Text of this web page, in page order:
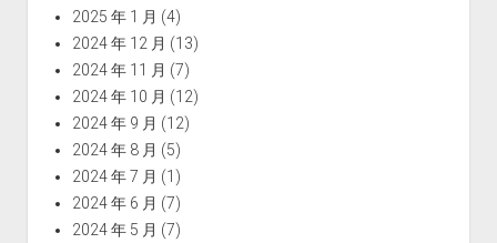
2025 年 1 月 (4)
2024 年 12 月 (13)
2024 年 11 月 (7)
2024 年 10 月 (12)
2024 年 9 月 (12)
2024 年 8 月 (5)
2024 年 7 月 (1)
2024 年 6 月 (7)
2024 年 5 月 (7)